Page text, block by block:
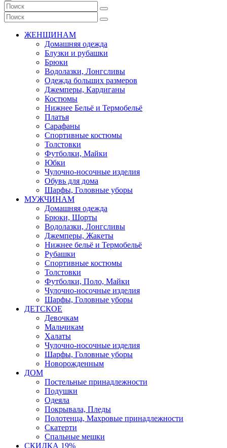
ЖЕНЩИНАМ
Домашняя одежда
Блузки и рубашки
Брюки
Водолазки, Лонгсливы
Одежда больших размеров
Джемперы, Кардиганы
Костюмы
Нижнее Бельё и Термобельё
Платья
Сарафаны
Спортивные костюмы
Толстовки
Футболки, Майки
Юбки
Чулочно-носочные изделия
Обувь для дома
Шарфы, Головные уборы
МУЖЧИНАМ
Домашняя одежда
Брюки, Шорты
Водолазки, Лонгсливы
Джемперы, Жакеты
Нижнее бельё и Термобельё
Рубашки
Спортивные костюмы
Толстовки
Футболки, Поло, Майки
Чулочно-носочные изделия
Шарфы, Головные уборы
ДЕТСКОЕ
Девочкам
Мальчикам
Халаты
Чулочно-носочные изделия
Шарфы, Головные уборы
Новорожденным
ДОМ
Постельные принадлежности
Подушки
Одеяла
Покрывала, Пледы
Полотенца, Махровые принадлежности
Скатерти
Спальные мешки
СКИДКА 19%